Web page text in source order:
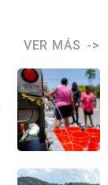
VER MÁS